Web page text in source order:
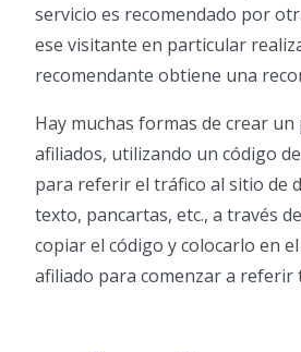
servicio es recomendado por
ese visitante en particular
recomendante obtiene una
Hay muchas formas de crear
afiliados, utilizando un código
para referir el tráfico al sitio de
texto, pancartas, etc., a través
copiar el código y colocarlo en
afiliado para comenzar a referir